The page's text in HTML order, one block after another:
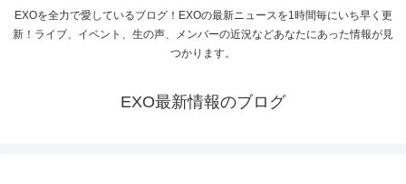
EXOを全力で愛しているブログ！EXOの最新ニュースを1時間毎にいち早く更
新！ライブ、イベント、生の声、メンバーの近況などあなたにあった情報が見
つかります。
EXO最新情報のブログ